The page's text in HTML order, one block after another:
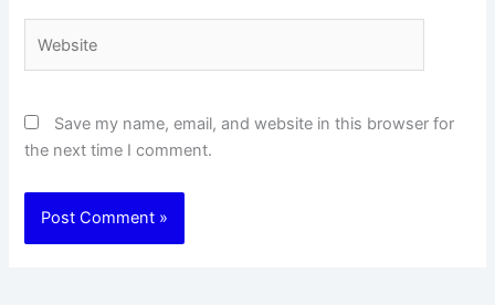
Save my name, email, and website in this browser for
the next time I comment.